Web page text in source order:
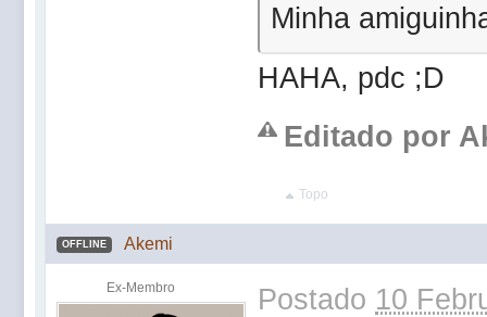
Minha
HAHA, pdc ;D
Editado por
Topo
OFFLINE Akemi
Ex-Membro Postado 10